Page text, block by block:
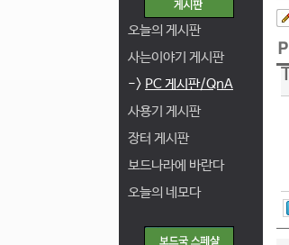
오늘의 게시판
사는이야기 게시판
-> PC 게시판/QnA
사용기 게시판
장터 게시판
보드나라에 바란다
오늘의 네모다